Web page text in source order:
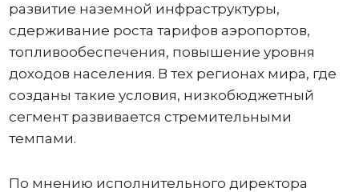
развитие наземной инфраструктуры,
сдерживание роста тарифов аэропортов,
топливообеспечения, повышение уровня
доходов населения. В тех регионах мира, где
созданы такие условия, низкобюджетный
сегмент развивается стремительными
темпами.
По мнению исполнительного директора